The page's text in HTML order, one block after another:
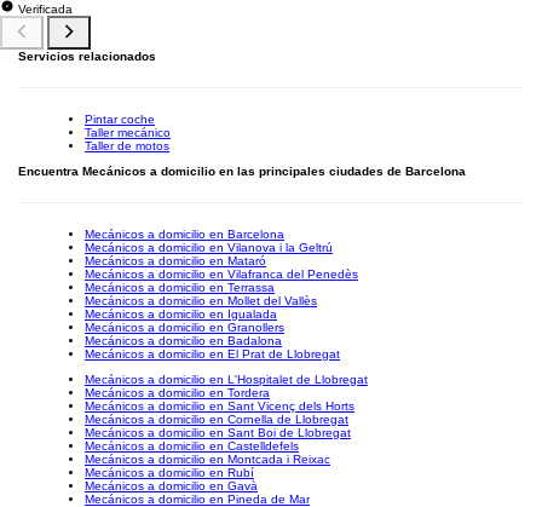
Verificada
Servicios relacionados
Pintar coche
Taller mecánico
Taller de motos
Encuentra Mecánicos a domicilio en las principales ciudades de Barcelona
Mecánicos a domicilio en Barcelona
Mecánicos a domicilio en Vilanova i la Geltrú
Mecánicos a domicilio en Mataró
Mecánicos a domicilio en Vilafranca del Penedès
Mecánicos a domicilio en Terrassa
Mecánicos a domicilio en Mollet del Vallès
Mecánicos a domicilio en Igualada
Mecánicos a domicilio en Granollers
Mecánicos a domicilio en Badalona
Mecánicos a domicilio en El Prat de Llobregat
Mecánicos a domicilio en L'Hospitalet de Llobregat
Mecánicos a domicilio en Tordera
Mecánicos a domicilio en Sant Vicenç dels Horts
Mecánicos a domicilio en Cornella de Llobregat
Mecánicos a domicilio en Sant Boi de Llobregat
Mecánicos a domicilio en Castelldefels
Mecánicos a domicilio en Montcada i Reixac
Mecánicos a domicilio en Rubí
Mecánicos a domicilio en Gavà
Mecánicos a domicilio en Pineda de Mar